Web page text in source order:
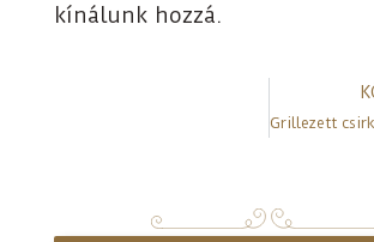
kínálunk hozzá.